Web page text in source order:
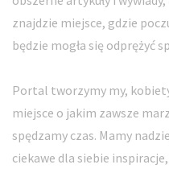
znajdzie miejsce, gdzie
będzie mogła się odprężyć
Portal tworzymy my,
miejsce o jakim zawsze
spędzamy czas. Mamy
ciekawe dla siebie